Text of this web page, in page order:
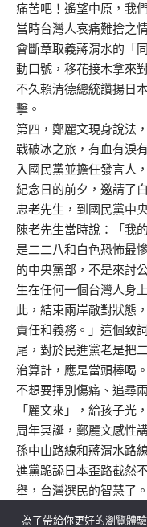
痛苦吧！遙望中原，我
當時台灣人哀痛難捨之
會斷章取義蔣渭水的「
動口號，移花接木拿來
不久賴清德總統讚揚日
擊。
第四，鄭麗文現身說法
戰破冰之旅，有血有淚
入國民黨並擔任發言人
紀念日的前夕，邀請了
忠老先生，到國民黨中
陳老先生當時說：「我
是二二八和白色恐怖最
的中央黨部，不是來討
生在任何一個台灣人身
此，結束兩岸敵對狀態
責任和義務。」這個致
尾，對於民進黨老是把
治算計，應是當頭棒喝
不想要揮別傷痛、追尋
「麗文來」，給孩子光
周年冥誕，鄭麗文感性
孫中山路線和蔣渭水路
進黨跪舔日本歪路截然
舉，台灣選民的智慧了。
為了帶給你更好的瀏覽體